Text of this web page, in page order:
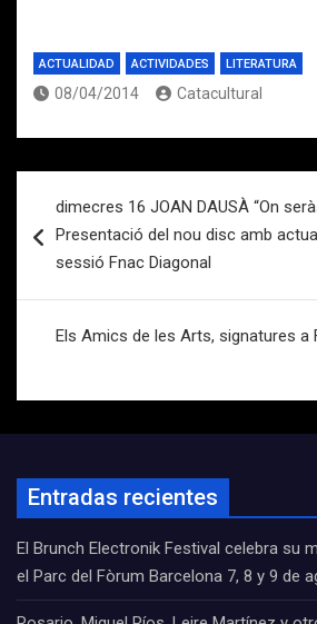
ACTUALIDAD ACTIVIDADES LITERATURA
08/04/2014 Catacultural
de
entradas
dimecres 16 JOAN DAUSÀ “On
Presentació del nou disc amb
sessió Fnac Diagonal
Els Amics de les Arts, signatures a
Entradas recientes
El Brunch Electronik Festival celebra su
el Parc del Fòrum Barcelona 7, 8 y 9 de